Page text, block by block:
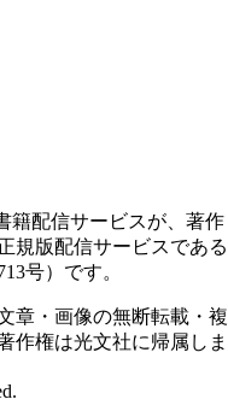
籍配信サービスが、著作
規版配信サービスである
号）です。
章・画像の無断転載・複
作権は光文社に帰属しま